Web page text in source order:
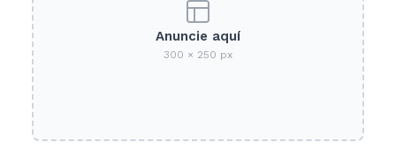
Anuncie aquí
300 × 250 px